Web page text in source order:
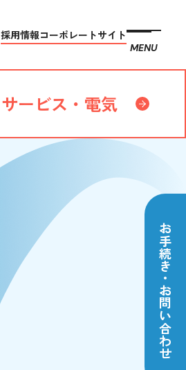
採用情報コーポレートサイト
MENU
サービス・電気
お手続き・お問い合わせ